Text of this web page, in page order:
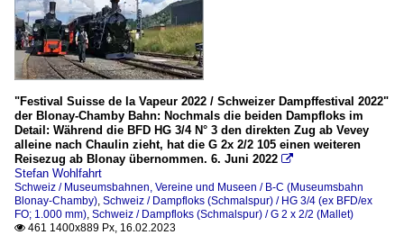
"Festival Suisse de la Vapeur 2022 / Schweizer Dampffestival 2022"
der Blonay-Chamby Bahn: Nochmals die beiden Dampfloks im
Detail: Während die BFD HG 3/4 N° 3 den direkten Zug ab Vevey
alleine nach Chaulin zieht, hat die G 2x 2/2 105 einen weiteren
Reisezug ab Blonay übernommen. 6. Juni 2022 
Stefan Wohlfahrt
Schweiz / Museumsbahnen, Vereine und Museen / B-C (Museumsbahn
Blonay-Chamby), Schweiz / Dampfloks (Schmalspur) / HG 3/4 (ex BFD/ex
FO; 1.000 mm), Schweiz / Dampfloks (Schmalspur) / G 2 x 2/2 (Mallet)
 461 1400x889 Px, 16.02.2023